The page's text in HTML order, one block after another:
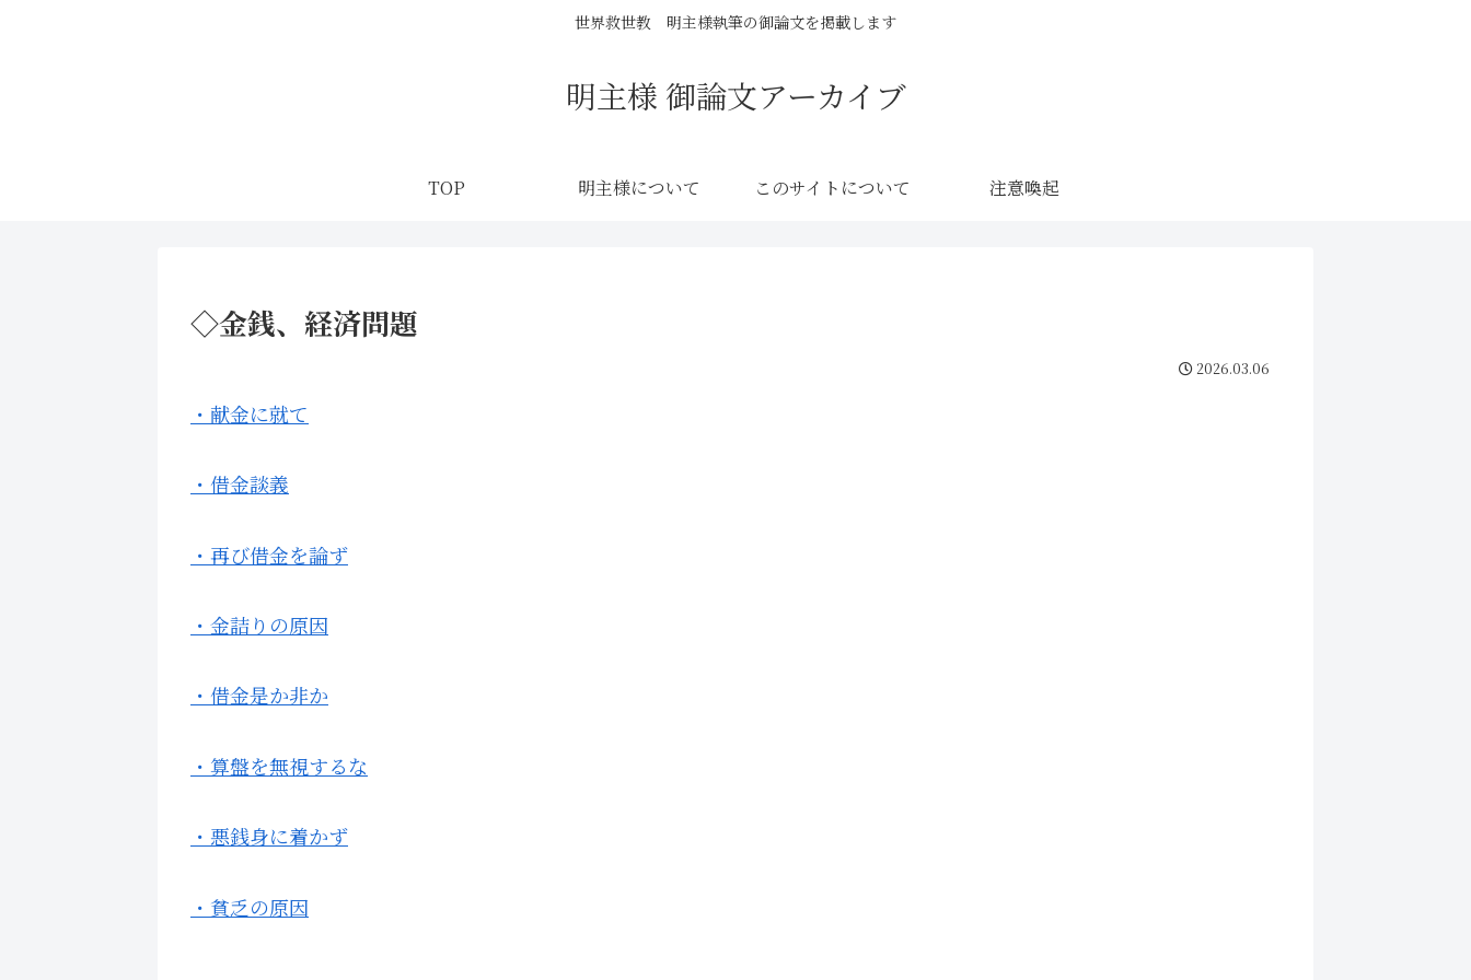
世界救世教 明主様執筆の御論文を掲載します
明主様 御論文アーカイブ
TOP 明主様について このサイトについて 注意喚起
◇金銭、経済問題
2026.03.06
・献金に就て
・借金談義
・再び借金を論ず
・金詰りの原因
・借金是か非か
・算盤を無視するな
・悪銭身に着かず
・貧乏の原因